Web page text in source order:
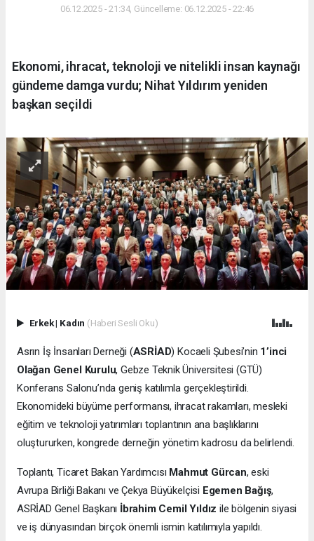
06.12.2025 - 21:34, Güncelleme: 06.12.2025 - 22:46
Ekonomi, ihracat, teknoloji ve nitelikli insan kaynağı
gündeme damga vurdu; Nihat Yıldırım yeniden
başkan seçildi
Erkek| Kadın (Haberi Sesli Oku)
Asrın İş İnsanları Derneği (ASRİAD) Kocaeli Şubesi’nin 1’inci
Olağan Genel Kurulu, Gebze Teknik Üniversitesi (GTÜ)
Konferans Salonu’nda geniş katılımla gerçekleştirildi.
Ekonomideki büyüme performansı, ihracat rakamları, mesleki
eğitim ve teknoloji yatırımları toplantının ana başlıklarını
oluştururken, kongrede derneğin yönetim kadrosu da belirlendi.
Toplantı, Ticaret Bakan Yardımcısı Mahmut Gürcan, eski
Avrupa Birliği Bakanı ve Çekya Büyükelçisi Egemen Bağış,
ASRİAD Genel Başkanı İbrahim Cemil Yıldız ile bölgenin siyasi
ve iş dünyasından birçok önemli ismin katılımıyla yapıldı.